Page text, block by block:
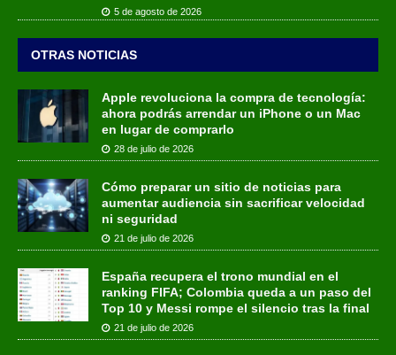
5 de agosto de 2026
OTRAS NOTICIAS
Apple revoluciona la compra de tecnología:
ahora podrás arrendar un iPhone o un Mac
en lugar de comprarlo
28 de julio de 2026
Cómo preparar un sitio de noticias para
aumentar audiencia sin sacrificar velocidad
ni seguridad
21 de julio de 2026
España recupera el trono mundial en el
ranking FIFA; Colombia queda a un paso del
Top 10 y Messi rompe el silencio tras la final
21 de julio de 2026